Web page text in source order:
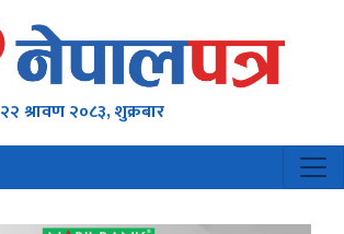
२२ श्रावण २०८३, शुक्रबार